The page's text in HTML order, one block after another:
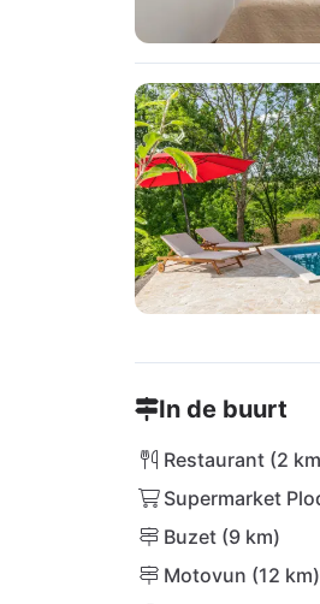
In de buurt
Restaurant (2
Supermarket
Buzet (9 km)
Motovun (12 km)